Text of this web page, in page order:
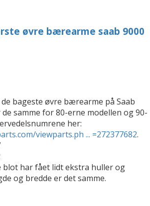
øvre bærearme saab 9000
bageste øvre bærearme på Saab
samme for 80-erne modellen og 90-
her:
viewparts.ph ... =272377682.
blot har fået lidt ekstra huller og
og bredde er det samme.